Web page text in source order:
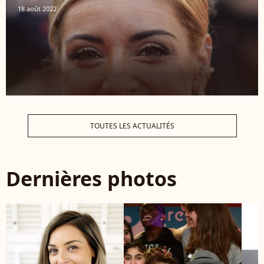
18 août 2022
TOUTES LES ACTUALITÉS
Dernières photos